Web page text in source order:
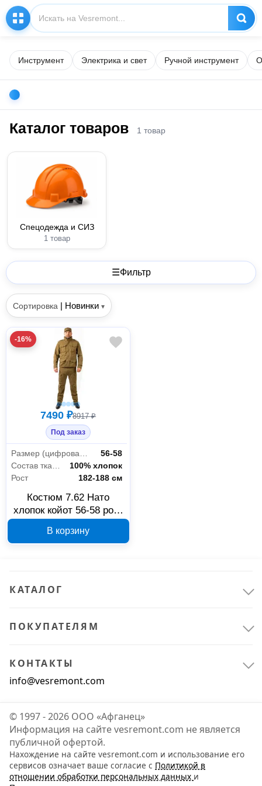
Инструмент Электрика и свет Ручной инструмент
Каталог товаров 1 товар
Спецодежда и СИЗ
1 товар
☰Фильтр
Сортировка | Новинки ▾
-16%
7490 ₽8917 ₽
Под заказ
56-58
100% хлопок
Рост
182-188 см
Костюм 7.62 Нато
хлопок койот 56-58 рост
В корзину
КАТАЛОГ
ПОКУПАТЕЛЯМ
КОНТАКТЫ
info@vesremont.com
© 1997 - 2026 ООО «Афганец»
Информация на сайте vesremont.com не является
публичной офертой.
Нахождение на сайте vesremont.com и использование его
сервисов означает ваше согласие с Политикой в
отношении обработки персональных данных и